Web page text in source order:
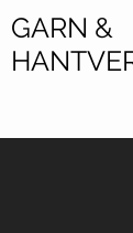
GARN &